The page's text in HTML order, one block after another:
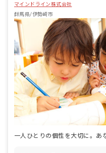
マインドライン株式会社
群馬県/伊勢崎市